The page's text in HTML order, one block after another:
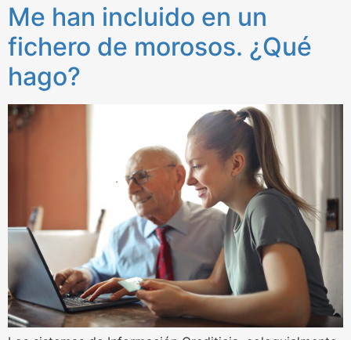
Me han incluido en un
fichero de morosos. ¿Qué
hago?